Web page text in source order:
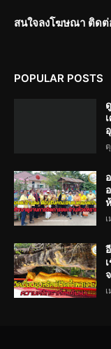
สนใจลงโฆษณา ติด
POPULAR POSTS